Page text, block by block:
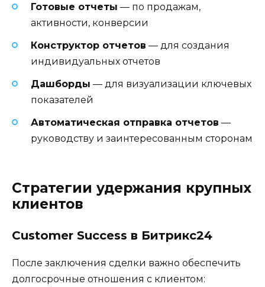
Готовые отчеты — по продажам,
активности, конверсии
Конструктор отчетов — для создания
индивидуальных отчетов
Дашборды — для визуализации ключевых
показателей
Автоматическая отправка отчетов —
руководству и заинтересованным сторонам
Стратегии удержания крупных
клиентов
Customer Success в Битрикс24
После заключения сделки важно обеспечить
долгосрочные отношения с клиентом: